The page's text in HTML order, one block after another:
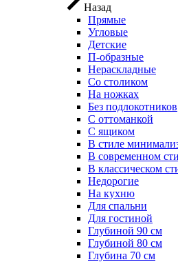
Назад
Прямые
Угловые
Детские
П-образные
Нераскладные
Со столиком
На ножках
Без подлокотников
С оттоманкой
С ящиком
В стиле
В современном
В классическом
Недорогие
На кухню
Для спальни
Для гостиной
Глубиной 90 см
Глубиной 80 см
Глубина 70 см